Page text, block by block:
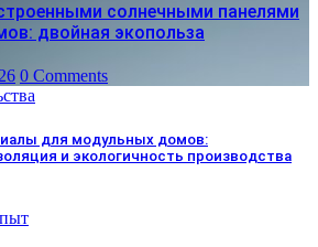
солнечными панелями
двойная экопольза
0 Comments
для модульных домов:
и экологичность производства